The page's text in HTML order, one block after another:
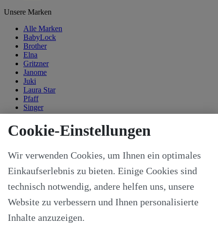
Unsere Marken
Alle Marken
BabyLock
Brother
Elna
Gritzner
Janome
Juki
Laura Star
Pfaff
Singer
Kategorien
Nähzubehör
Ersatzteile
Stricken und Häkeln
Schneideplotter und Zubehör
Sticksoftware
Unsere Hersteller
Cookie-Einstellungen
Wir verwenden Cookies, um Ihnen ein optimales
Einkaufserlebnis zu bieten. Einige Cookies sind
technisch notwendig, andere helfen uns, unsere
Website zu verbessern und Ihnen personalisierte
Inhalte anzuzeigen.